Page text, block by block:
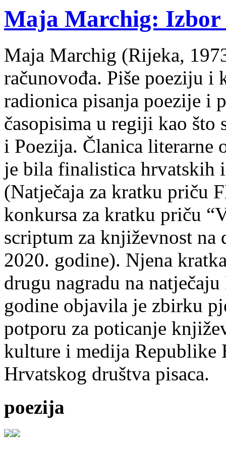
Maja Marchig: Izbor
Maja Marchig (Rijeka,
računovođa. Piše poeziju i
radionica pisanja poezije i
časopisima u regiji kao što
i Poezija. Članica literarne
je bila finalistica hrvatskih
(Natječaja za kratku priču
konkursa za kratku priču
scriptum za književnost na
2020. godine). Njena
drugu nagradu na
godine objavila je zbirku
potporu za poticanje
kulture i medija Republike
Hrvatskog društva pisaca.
poezija